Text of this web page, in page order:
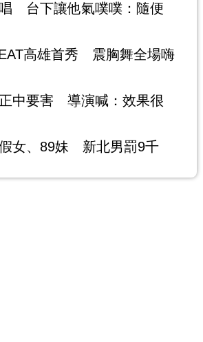
台下讓他氣噗噗：隨便
高雄首秀 震胸舞全場嗨
中要害 導演喊：效果很
女、89妹 新北男罰9千